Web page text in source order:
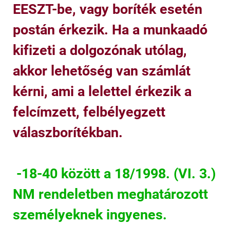
EESZT-be, vagy boríték esetén
postán érkezik. Ha a munkaadó
kifizeti a dolgozónak utólag,
akkor lehetőség van számlát
kérni, ami a lelettel érkezik a
felcímzett, felbélyegzett
válaszborítékban.
-18-40 között a 18/1998. (VI. 3.)
NM rendeletben meghatározott
személyeknek ingyenes.